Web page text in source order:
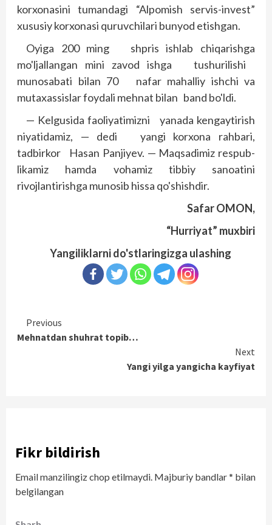
korxonasini tumandagi “Alpomish ser­­vis-invest”
xususiy korxonasi quruvchilari bun­yod etishgan.
Oyiga 200 ming shpris ishlab chiqarishga
mo'ljallangan mini zavod ishga tushurilishi
munosabati bilan 70 nafar mahalliy ishchi va
mutaxassislar foydali mehnat bilan band bo'ldi.
— Kelgusida faoliyatimizni yanada kengaytirish
niyatidamiz, — dedi yangi korxona rahbari,
tadbirkor Hasan Panjiyev. — Maqsadimiz respub­
likamiz hamda vohamiz tibbiy sanoatini
rivojlantirishga munosib hissa qo'shishdir.
Safar OMON,
“Hurriyat” muxbiri
Yangiliklarni do'stlaringizga ulashing
Continue
Reading
Previous
Mehnatdan shuhrat topib…
Next
Yangi yilga yangicha kayfiyat
Fikr bildirish
Email manzilingiz chop etilmaydi. Majburiy bandlar* bilan
belgilangan